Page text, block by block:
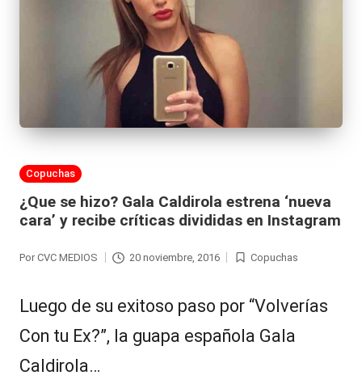
Publicada
Copuchas
¿Que se hizo? Gala Caldirola estrena ‘nueva
cara’ y recibe críticas divididas en Instagram
Por CVC MEDIOS 20 noviembre, 2016
Publicada
Copuchas
Luego de su exitoso paso por “Volverías
Con tu Ex?”, la guapa española Gala
Caldirola…